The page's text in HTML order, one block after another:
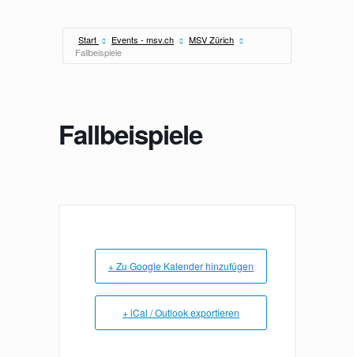
Start Events - msv.ch
MSV Zürich
Fallbeispiele
Fallbeispiele
+ Zu Google Kalender hinzufügen
+ iCal / Outlook exportieren